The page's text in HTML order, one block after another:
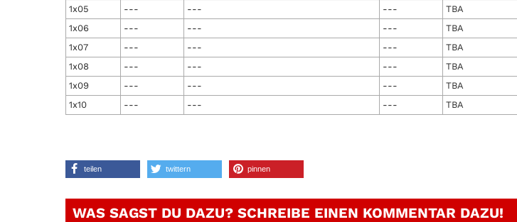
1x05
--- --- ---
TBA
1x06
--- --- ---
TBA
1x07
--- --- ---
TBA
1x08
--- --- ---
TBA
1x09
--- --- ---
TBA
1x10
--- --- --- TBA
teilen twittern pinnen
WAS SAGST DU DAZU? SCHREIBE EINEN KOMMENTAR DAZU!